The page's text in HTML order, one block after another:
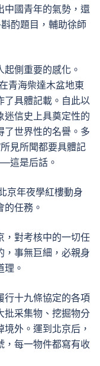
中國青年的氣勢，還
酌題目，輔助徐師
側重要的感化。
青海柴達木盆地東
了具體記載。自此以
迷信史上具奠定性的
了世界性的名譽。多
見所聞都要具體記
這是后話。
京年夜學紅樓動身
任務。
，對考核中的一切任
，事無巨細，必親身
。
行十九條協定的各項
批采集物、挖掘物分
外。運到北京后，
，每一物件都寫有收